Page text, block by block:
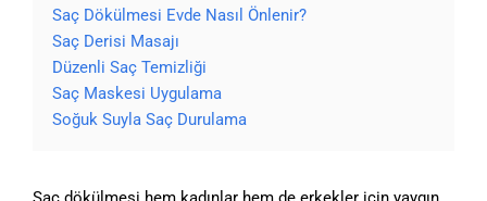
Saç Dökülmesi Evde Nasıl Önlenir?
Saç Derisi Masajı
Düzenli Saç Temizliği
Saç Maskesi Uygulama
Soğuk Suyla Saç Durulama